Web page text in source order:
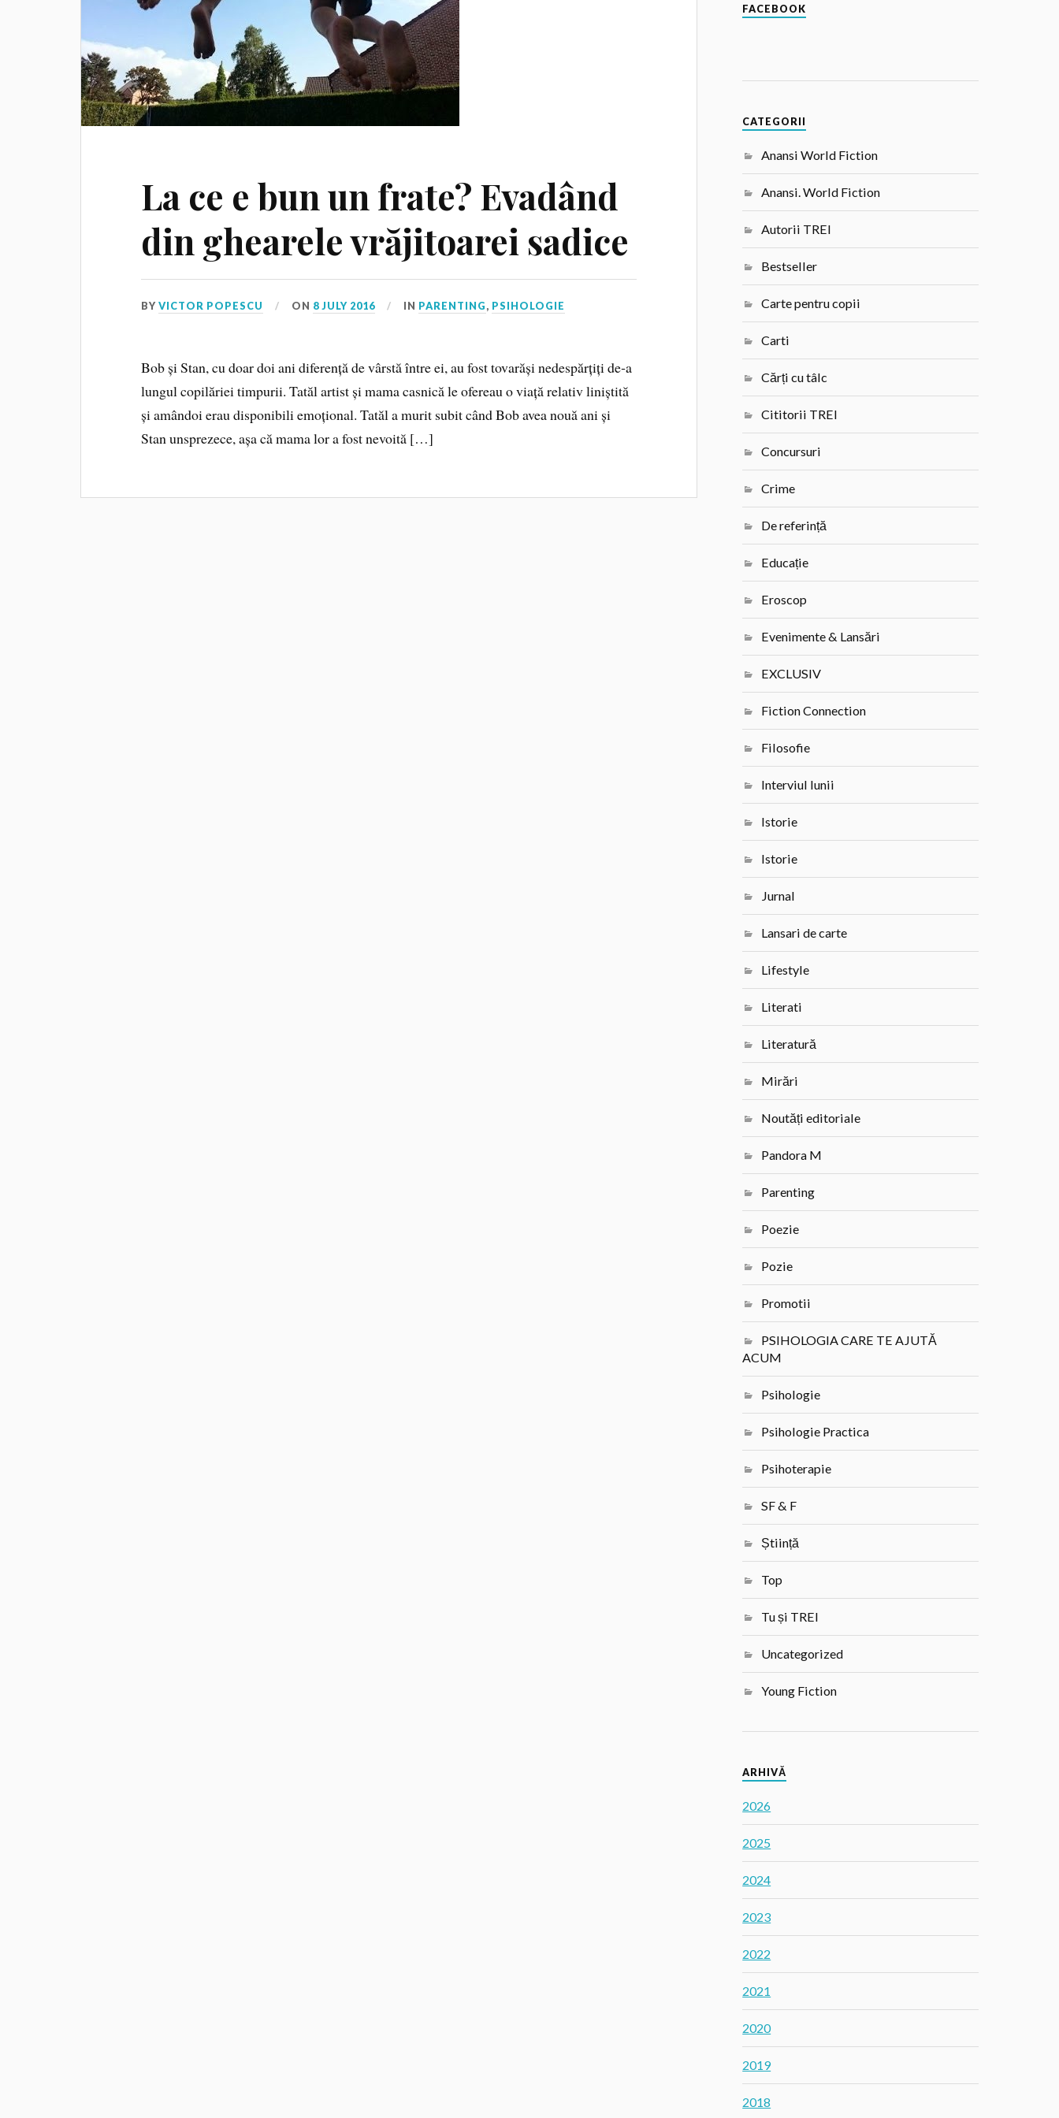
La ce e bun un frate? Evadând
din ghearele vrăjitoarei sadice
BYVICTOR POPESCU ON 8 JULY 2016 IN PARENTING, PSIHOLOGIE
Bob și Stan, cu doar doi ani diferență de vârstă între ei, au fost tovarăși nedespărțiți de‑a
lungul copilăriei timpurii. Tatăl artist și mama casnică le ofereau o viață relativ liniștită
și amândoi erau disponibili emoțional. Tatăl a murit subit când Bob avea nouă ani și
Stan unsprezece, așa că mama lor a fost nevoită […]
FACEBOOK
CATEGORII
Anansi World Fiction
Anansi. World Fiction
Autorii TREI
Bestseller
Carte pentru copii
Carti
Cărți cu tâlc
Cititorii TREI
Concursuri
Crime
De referință
Educație
Eroscop
Evenimente & Lansări
EXCLUSIV
Fiction Connection
Filosofie
Interviul lunii
Istorie
Istorie
Jurnal
Lansari de carte
Lifestyle
Literati
Literatură
Mirări
Noutăți editoriale
Pandora M
Parenting
Poezie
Pozie
Promotii
PSIHOLOGIA CARE TE AJUTĂ
ACUM
Psihologie
Psihologie Practica
Psihoterapie
SF & F
Știință
Top
Tu și TREI
Uncategorized
Young Fiction
ARHIVĂ
2026
2025
2024
2023
2022
2021
2020
2019
2018